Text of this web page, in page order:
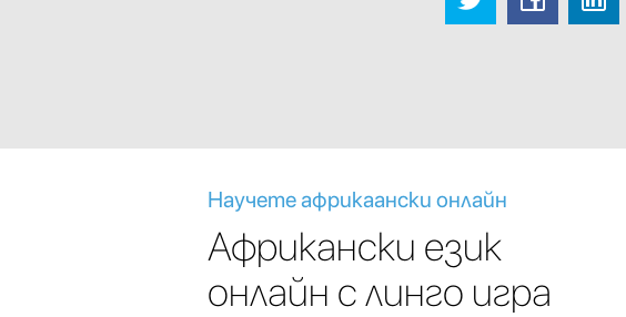
Научете африкаански онлайн
Африкански език
онлайн с линго игра